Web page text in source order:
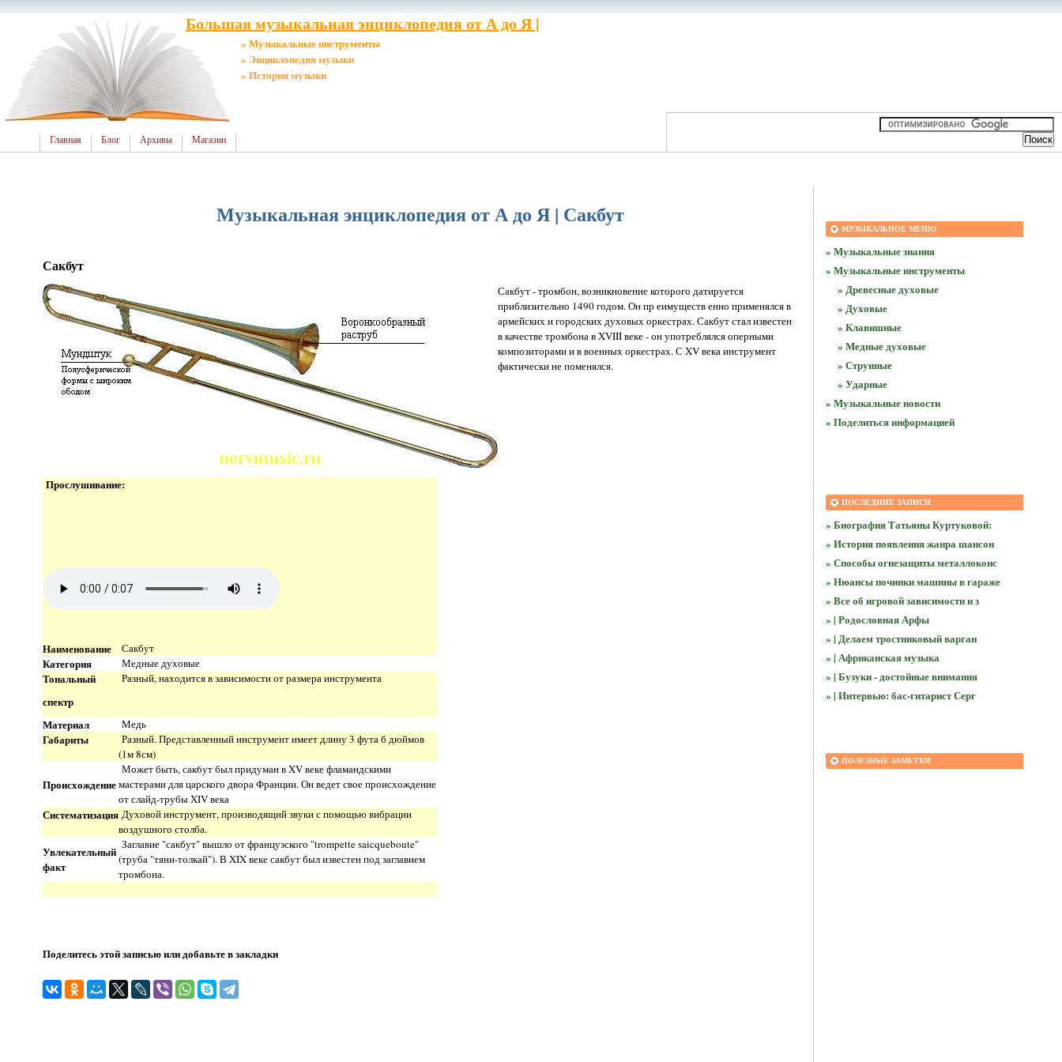
Большая музыкальная энциклопедия от А до Я |
» Музыкальные инструменты
» Энциклопедия музыки
» История музыки
Главная Блог Архивы Магазин
Музыкальная энциклопедия от А до Я | Сакбут
Сакбут
Сакбут - тромбон, возникновение которого датируется
приблизительно 1490 годом. Он пр еимуществ енно применялся в
армейских и городских духовых оркестрах. Сакбут стал известен
в качестве тромбона в XVIII веке - он употреблялся оперными
композиторами и в военных оркестрах. С XV века инструмент
фактически не поменялся.
Прослушивание:
Наименование Сакбут
Категория Медные духовые
Тональный
спектр
Разный, находится в зависимости от размера инструмента
Материал Медь
Габариты
Разный. Представленный инструмент имеет длину 3 фута б дюймов
(1м 8см)
Происхождение
Может быть, сак6ут был придуман в XV веке фламандскими
мастерами для царского двора Франции. Он ведет свое происхождение
от слайд-трубы XIV века
Систематизация Духовой инструмент, производящий звуки с помощью вибрации
воздушного столба.
Увлекательный
факт
Заглавие "сакбут" вышло от французского "trompette saicqueboute"
(труба "тяни-толкай"). В XIX веке сакбут был известен под заглавием
тромбона.
Поделитесь этой записью или добавьте в закладки
МУЗЫКАЛЬНОЕ МЕНЮ
» Музыкальные знания
» Музыкальные инструменты
» Древесные духовые
» Духовые
» Клавишные
» Медные духовые
» Струнные
» Ударные
» Музыкальные новости
» Поделиться информацией
ПОСЛЕДНИЕ ЗАПИСИ
» Биография Татьяны Куртуковой:
» История появления жанра шансон
» Способы огнезащиты металлоконс
» Нюансы починки машины в гараже
» Все об игровой зависимости и з
» | Родословная Арфы
» | Делаем тростниковый варган
» | Африканская музыка
» | Бузуки - достойные внимания
» | Интервью: бас-гитарист Серг
ПОЛЕЗНЫЕ ЗАМЕТКИ